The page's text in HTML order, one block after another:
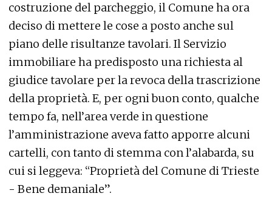
costruzione del parcheggio, il Comune ha ora
deciso di mettere le cose a posto anche sul
piano delle risultanze tavolari. Il Servizio
immobiliare ha predisposto una richiesta al
giudice tavolare per la revoca della trascrizione
della proprietà. E, per ogni buon conto, qualche
tempo fa, nell’area verde in questione
l’amministrazione aveva fatto apporre alcuni
cartelli, con tanto di stemma con l’alabarda, su
cui si leggeva: “Proprietà del Comune di Trieste
- Bene demaniale”.